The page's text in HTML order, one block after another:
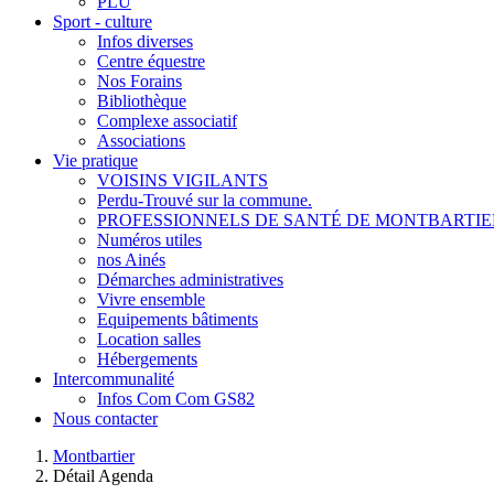
Sport - culture
Infos diverses
Centre équestre
Nos Forains
Bibliothèque
Complexe associatif
Associations
Vie pratique
VOISINS VIGILANTS
Perdu-Trouvé sur la commune.
PROFESSIONNELS DE SANTÉ DE
Numéros utiles
nos Ainés
Démarches administratives
Vivre ensemble
Equipements bâtiments
Location salles
Hébergements
Intercommunalité
Infos Com Com GS82
Nous contacter
Montbartier
Détail Agenda